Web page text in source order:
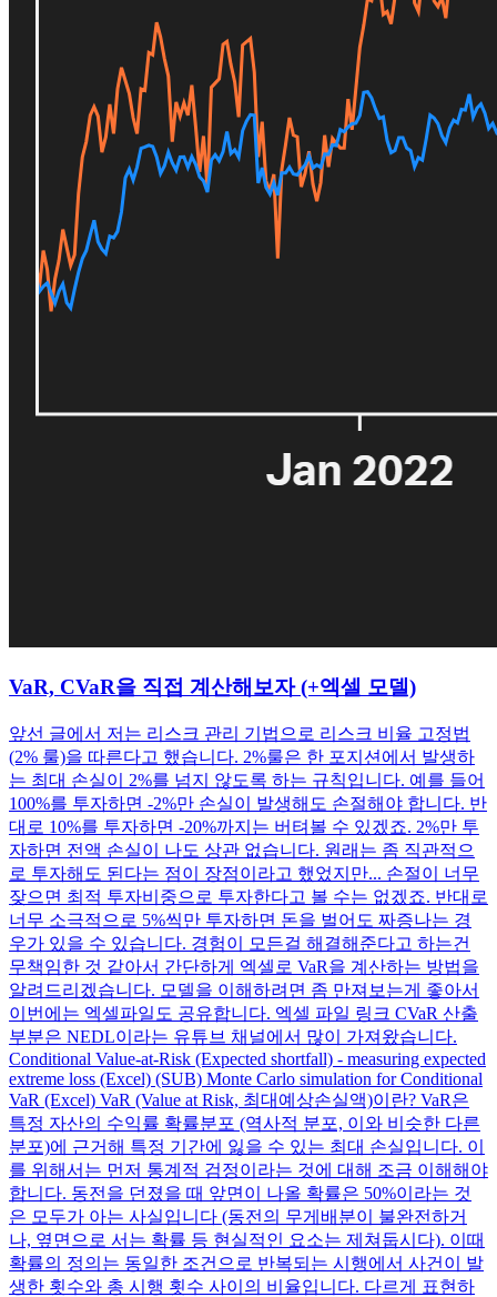
VaR, CVaR을 직접 계산해보자 (+엑셀 모델)
앞선 글에서 저는 리스크 관리 기법으로 리스크 비율 고정법
(2% 룰)을 따른다고 했습니다. 2%룰은 한 포지션에서 발생하
는 최대 손실이 2%를 넘지 않도록 하는 규칙입니다. 예를 들어
100%를 투자하면 -2%만 손실이 발생해도 손절해야 합니다. 반
대로 10%를 투자하면 -20%까지는 버텨볼 수 있겠죠. 2%만 투
자하면 전액 손실이 나도 상관 없습니다. 원래는 좀 직관적으
로 투자해도 된다는 점이 장점이라고 했었지만... 손절이 너무
잦으면 최적 투자비중으로 투자한다고 볼 수는 없겠죠. 반대로
너무 소극적으로 5%씩만 투자하면 돈을 벌어도 짜증나는 경
우가 있을 수 있습니다. 경험이 모든걸 해결해준다고 하는건
무책임한 것 같아서 간단하게 엑셀로 VaR을 계산하는 방법을
알려드리겠습니다. 모델을 이해하려면 좀 만져보는게 좋아서
이번에는 엑셀파일도 공유합니다. 엑셀 파일 링크 CVaR 산출
부분은 NEDL이라는 유튜브 채널에서 많이 가져왔습니다.
Conditional Value-at-Risk (Expected shortfall) - measuring expected
extreme loss (Excel) (SUB) Monte Carlo simulation for Conditional
VaR (Excel) VaR (Value at Risk, 최대예상손실액)이란? VaR은
특정 자산의 수익률 확률분포 (역사적 분포, 이와 비슷한 다른
분포)에 근거해 특정 기간에 잃을 수 있는 최대 손실입니다. 이
를 위해서는 먼저 통계적 검정이라는 것에 대해 조금 이해해야
합니다. 동전을 던졌을 때 앞면이 나올 확률은 50%이라는 것
은 모두가 아는 사실입니다 (동전의 무게배분이 불완전하거
나, 옆면으로 서는 확률 등 현실적인 요소는 제쳐둡시다). 이때
확률의 정의는 동일한 조건으로 반복되는 시행에서 사건이 발
생한 횟수와 총 시행 횟수 사이의 비율입니다. 다르게 표현하